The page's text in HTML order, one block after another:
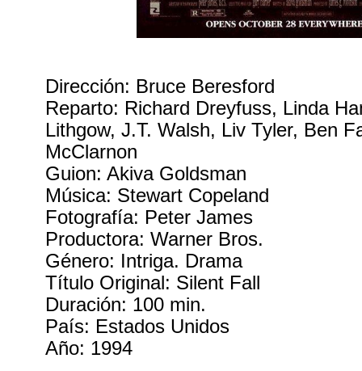
Dirección: Bruce Beresford
Reparto: Richard Dreyfuss, Linda
Lithgow, J.T. Walsh, Liv Tyler, Ben
McClarnon
Guion: Akiva Goldsman
Música: Stewart Copeland
Fotografía: Peter James
Productora: Warner Bros.
Género: Intriga. Drama
Título Original: Silent Fall
Duración: 100 min.
País: Estados Unidos
Año: 1994